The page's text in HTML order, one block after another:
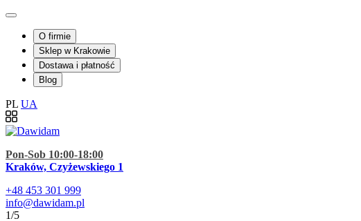
O firmie
Sklep w Krakowie
Dostawa i płatność
Blog
PL UA
Pon-Sob 10:00-18:00
Kraków, Czyżewskiego 1
+48 453 301 999
info@dawidam.pl
1/5